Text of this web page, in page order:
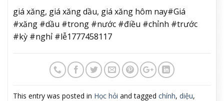
giá xăng, giá xăng dầu, giá xăng hôm nay#Giá
#xăng #dầu #trong #nước #điều #chỉnh #trước
#kỳ #nghỉ #lễ1777458117
This entry was posted in Học hỏi and tagged chính, diệu,